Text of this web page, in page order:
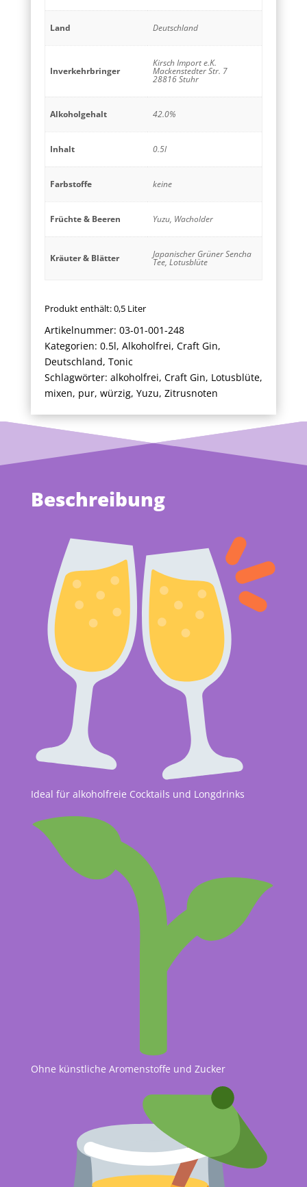
Land Deutschland
Inverkehrbringer
Kirsch Import e.K.
Mackenstedter Str. 7
28816 Stuhr
Alkoholgehalt 42.0%
Inhalt 0.5l
Farbstoffe keine
Früchte & Beeren Yuzu, Wacholder
Kräuter & Blätter Japanischer Grüner Sencha
Tee, Lotusblüte
Produkt enthält: 0,5 Liter
Artikelnummer: 03-01-001-248
Kategorien: 0.5l, Alkoholfrei, Craft Gin,
Deutschland, Tonic
Schlagwörter: alkoholfrei, Craft Gin, Lotusblüte,
mixen, pur, würzig, Yuzu, Zitrusnoten
Beschreibung
Ideal für alkoholfreie Cocktails und Longdrinks
Ohne künstliche Aromenstoffe und Zucker